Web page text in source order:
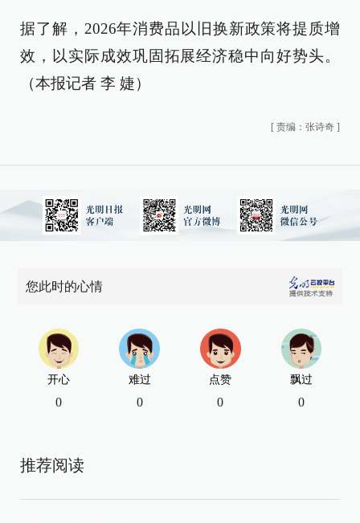
据了解，2026年消费品以旧换新政策将提质增
效，以实际成效巩固拓展经济稳中向好势头。
（本报记者 李 婕）
[ 责编：张诗奇 ]
您此时的心情
开心
0
难过
0
点赞
0
飘过
0
推荐阅读